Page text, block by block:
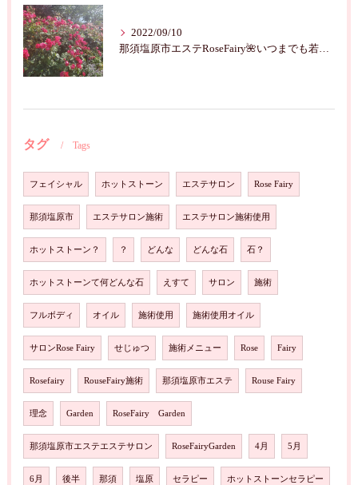
2022/09/10
那須塩原市エステRoseFairy🌺いつまでも若々しく綺麗に💝
タグ Tags
フェイシャル ホットストーン エステサロン Rose Fairy
那須塩原市 エステサロン施術 エステサロン施術使用
ホットストーン？ ？ どんな どんな石 石？
ホットストーンて何どんな石 えすて サロン 施術
フルボディ オイル 施術使用 施術使用オイル
サロンRose Fairy せじゅつ 施術メニュー Rose Fairy
Rosefairy RouseFairy施術 那須塩原市エステ Rouse Fairy
理念 Garden RoseFairy Garden
那須塩原市エステエステサロン RoseFairyGarden 4月 5月
6月 後半 那須 塩原 セラピー ホットストーンセラピー